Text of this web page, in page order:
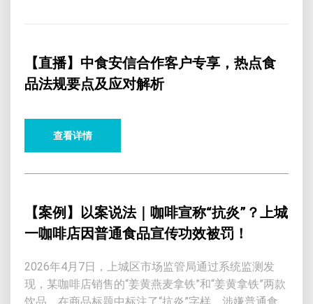
【直播】中食安信合作客户专享，热点食
品法规要点及应对解析
查看详情
【案例】以案说法｜咖啡宣称“抗炎”？上城
一咖啡店因普通食品宣传功效被罚！
2026年4月7日，上城区市场监管局通过系统监测发
现，某咖啡店销售的“姜黄燕麦拿铁”和“姜黄拿铁”两款